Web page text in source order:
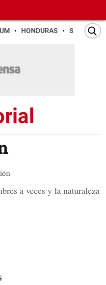
HONDURAS SAN PEDRO
a veces y la naturaleza